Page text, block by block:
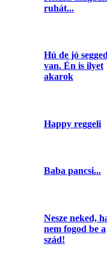
ruhát...
Hú de jó segged
van. Én is ilyet
akarok
Happy reggeli
Baba pancsi...
Nesze neked,
nem fogod be a
szád!